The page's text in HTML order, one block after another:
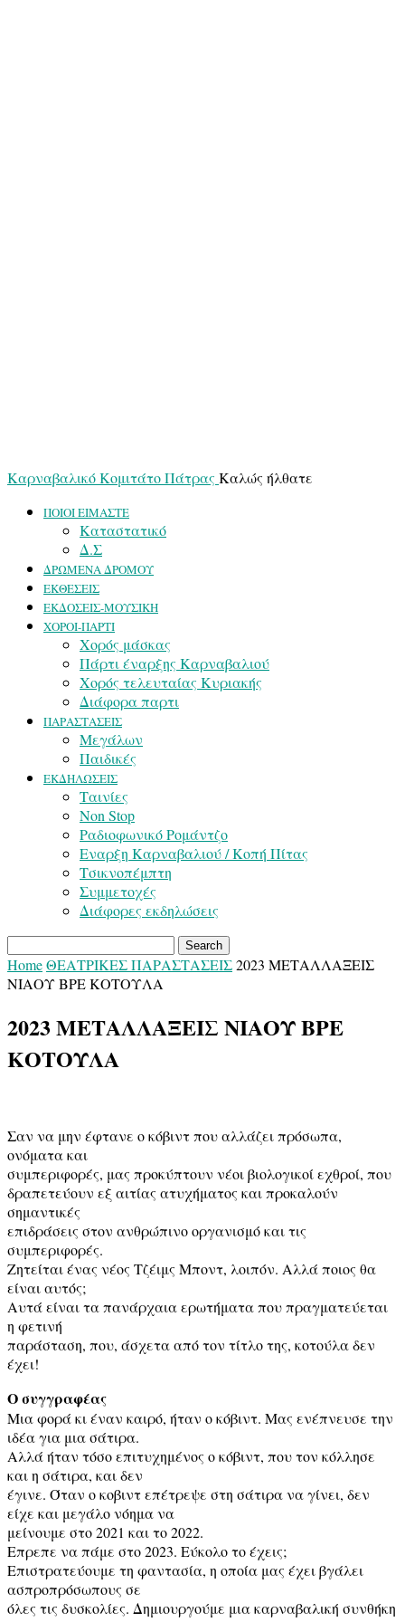
Καρναβαλικό Κομιτάτο Πάτρας Καλώς ήλθατε
ΠΟΙΟΙ ΕΙΜΑΣΤΕ
Καταστατικό
Δ.Σ
ΔΡΩΜΕΝΑ ΔΡΟΜΟΥ
ΕΚΘΕΣΕΙΣ
ΕΚΔΟΣΕΙΣ-ΜΟΥΣΙΚΗ
ΧΟΡΟΙ-ΠΑΡΤΙ
Χορός μάσκας
Πάρτι έναρξης Καρναβαλιού
Χορός τελευταίας Κυριακής
Διάφορα παρτι
ΠΑΡΑΣΤΑΣΕΙΣ
Μεγάλων
Παιδικές
ΕΚΔΗΛΩΣΕΙΣ
Ταινίες
Non Stop
Ραδιοφωνικό Ρομάντζο
Εναρξη Καρναβαλιού / Κοπή Πίτας
Τσικνοπέμπτη
Συμμετοχές
Διάφορες εκδηλώσεις
HomeΘΕΑΤΡΙΚΕΣ ΠΑΡΑΣΤΑΣΕΙΣ2023 ΜΕΤΑΛΛΑΞΕΙΣ
ΝΙΑΟΥ ΒΡΕ ΚΟΤΟΥΛΑ
2023 ΜΕΤΑΛΛΑΞΕΙΣ ΝΙΑΟΥ ΒΡΕ
ΚΟΤΟΥΛΑ
Σαν να μην έφτανε ο κόβιντ που αλλάζει πρόσωπα,
ονόματα και
συμπεριφορές, μας προκύπτουν νέοι βιολογικοί εχθροί, που
δραπετεύουν εξ αιτίας ατυχήματος και προκαλούν
σημαντικές
επιδράσεις στον ανθρώπινο οργανισμό και τις
συμπεριφορές.
Ζητείται ένας νέος Τζέιμς Μποντ, λοιπόν. Αλλά ποιος θα
είναι αυτός;
Αυτά είναι τα πανάρχαια ερωτήματα που πραγματεύεται
η φετινή
παράσταση, που, άσχετα από τον τίτλο της, κοτούλα δεν
έχει!
Ο συγγραφέας
Μια φορά κι έναν καιρό, ήταν ο κόβιντ. Μας ενέπνευσε την
ιδέα για μια σάτιρα.
Αλλά ήταν τόσο επιτυχημένος ο κόβιντ, που τον κόλλησε
και η σάτιρα, και δεν
έγινε. Όταν ο κοβιντ επέτρεψε στη σάτιρα να γίνει, δεν
είχε και μεγάλο νόημα να
μείνουμε στο 2021 και το 2022.
Επρεπε να πάμε στο 2023. Εύκολο το έχεις;
Επιστρατεύουμε τη φαντασία, η οποία μας έχει βγάλει
ασπροπρόσωπους σε
όλες τις δυσκολίες. Δημιουργούμε μια καρναβαλική συνθήκη